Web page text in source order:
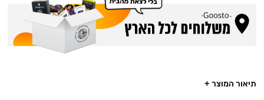
תיאור המוצר +